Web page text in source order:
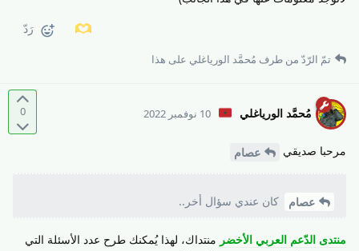
رَدّ
تمّ الرّدّ من طرف مُحمَّد الورياغلي على هذا
0 مُحمَّد الورياغلي 10 نوفمبر 2022
مرحبا صديقي عصام
عصام كان عندي سؤال أخر..
منتدى الدّعم العربي الأخضر منتداك، لهذا يُمكنك طرح عدد الأسئلة التي